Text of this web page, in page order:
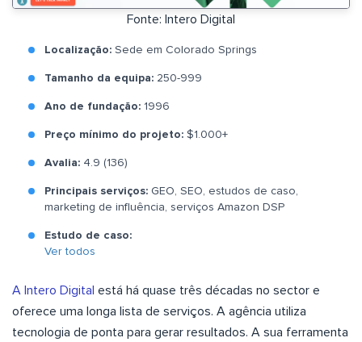
Fonte: Intero Digital
Localização: Sede em Colorado Springs
Tamanho da equipa: 250-999
Ano de fundação: 1996
Preço mínimo do projeto: $1.000+
Avalia: 4.9 (136)
Principais serviços: GEO, SEO, estudos de caso,
marketing de influência, serviços Amazon DSP
Estudo de caso:
Ver todos
A Intero Digital está há quase três décadas no sector e
oferece uma longa lista de serviços. A agência utiliza
tecnologia de ponta para gerar resultados. A sua ferramenta